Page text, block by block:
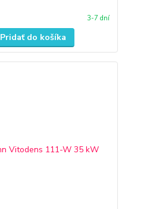
3-7 dní
Pridať do košíka